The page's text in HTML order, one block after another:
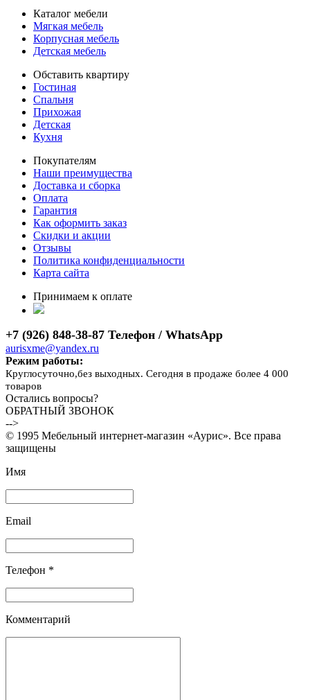
Каталог мебели
Мягкая мебель
Корпусная мебель
Детская мебель
Обставить квартиру
Гостиная
Спальня
Прихожая
Детская
Кухня
Покупателям
Наши преимущества
Доставка и сборка
Оплата
Гарантия
Как оформить заказ
Скидки и акции
Отзывы
Политика конфиденциальности
Карта сайта
Принимаем к оплате
+7 (926) 848-38-87 Телефон / WhatsApp
aurisxme@yandex.ru
Режим работы:
Круглосуточно,без выходных. Сегодня в продаже более 4 000
товаров
Остались вопросы?
ОБРАТНЫЙ ЗВОНОК
-->
© 1995 Мебельный интернет-магазин «Аурис». Все права
защищены
Имя
Email
Телефон *
Комментарий